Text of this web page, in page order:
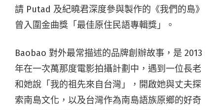
請 Putad 及紀曉君深度參與製作的《我們的島》
曾入圍金曲獎「最佳原住民語專輯獎」。
Baobao 對外最常描述的品牌創辦故事，是 2013
年在一次萬那度電影拍攝計劃中，遇到一位長老
和她說「我的祖先來自台灣」，開啟她與丈夫探
索南島文化，以及台灣作為南島語族原鄉的好奇